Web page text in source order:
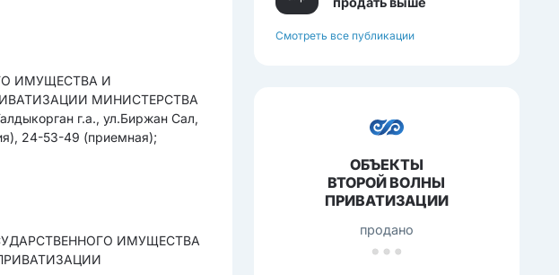
ИМУЩЕСТВА И
МИНИСТЕРСТВА
г.а., ул.Биржан Сал,
24-53-49 (приемная);
ИМУЩЕСТВА
Смотреть все публикации
ОБЪЕКТЫ
ВТОРОЙ ВОЛНЫ
ПРИВАТИЗАЦИИ
продано